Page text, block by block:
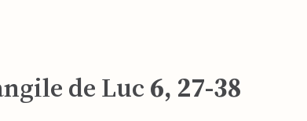
de Luc6, 27-38